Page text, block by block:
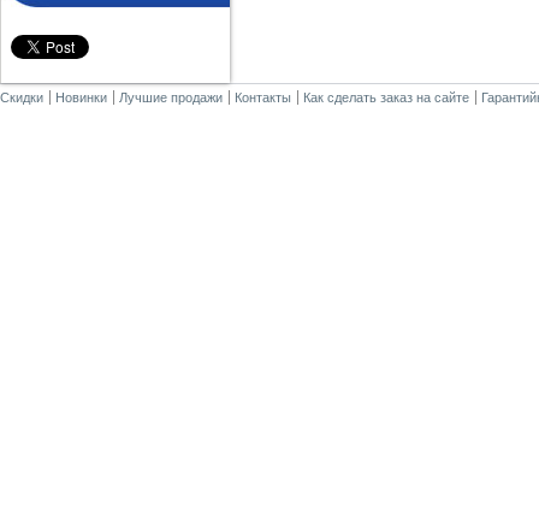
Скидки Новинки Лучшие продажи Контакты Как сделать заказ на сайте